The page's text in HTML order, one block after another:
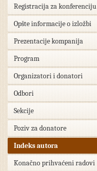
Registracija za konferenciju
Opšte informacije o izložbi
Prezentacije kompanija
Program
Organizatori i donatori
Odbori
Sekcije
Poziv za donatore
Indeks autora
Konačno prihvaćeni radovi